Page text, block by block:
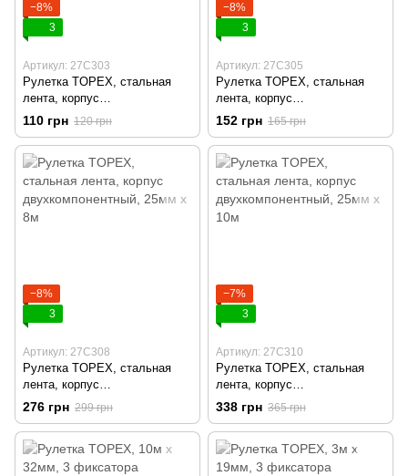
−8%
3
Артикул: 27C303
Рулетка TOPEX, стальная
лента, корпус
двухкомпонентный, 16мм х 3м
110 грн 120 грн
−8%
3
Артикул: 27C305
Рулетка TOPEX, стальная
лента, корпус
двухкомпонентный, 19мм х 5м
152 грн 165 грн
−8%
3
Артикул: 27C308
Рулетка TOPEX, стальная
лента, корпус
двухкомпонентный, 25мм х 8м
276 грн 299 грн
−7%
3
Артикул: 27C310
Рулетка TOPEX, стальная
лента, корпус
двухкомпонентный, 25мм х
338 грн 365 грн